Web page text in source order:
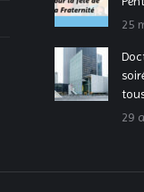
25
29